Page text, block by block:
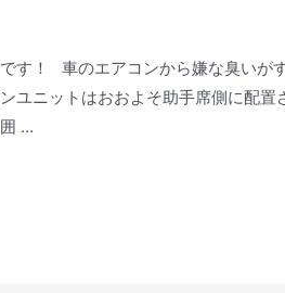
す！ 車のエアコンから嫌な臭いが
ユニットはおおよそ助手席側に配置
…